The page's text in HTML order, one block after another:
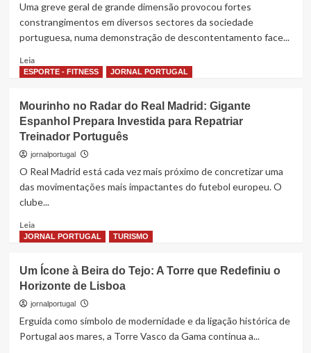
Luto
pela
Morte
Jovem
Médio
Uma greve geral de grande dimensão provocou fortes
constrangimentos em diversos sectores da sociedade
portuguesa, numa demonstração de descontentamento face...
LeiaRead
more
em
Suspenso:
Contestação
Laboral
Milhares
às
Ruas
Paralisa
Serviços
ESPORTE - FITNESS JORNAL PORTUGAL
Mourinho no Radar do Real Madrid: Gigante
Espanhol Prepara Investida para Repatriar
Treinador Português
jornalportugal
O Real Madrid está cada vez mais próximo de concretizar uma
das movimentações mais impactantes do futebol europeu. O
clube...
LeiaRead
more
Mourinho
no
Radar
do
Real
Gigante
JORNAL PORTUGAL TURISMO
Um Ícone à Beira do Tejo: A Torre que Redefiniu o
Horizonte de Lisboa
jornalportugal
Erguida como símbolo de modernidade e da ligação histórica de
Portugal aos mares, a Torre Vasco da Gama continua a...